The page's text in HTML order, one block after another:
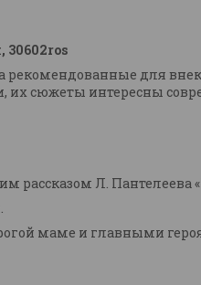
30602ros
рекомендованные для
их сюжеты интересны
рассказом Л. Пантелеева
маме и главными